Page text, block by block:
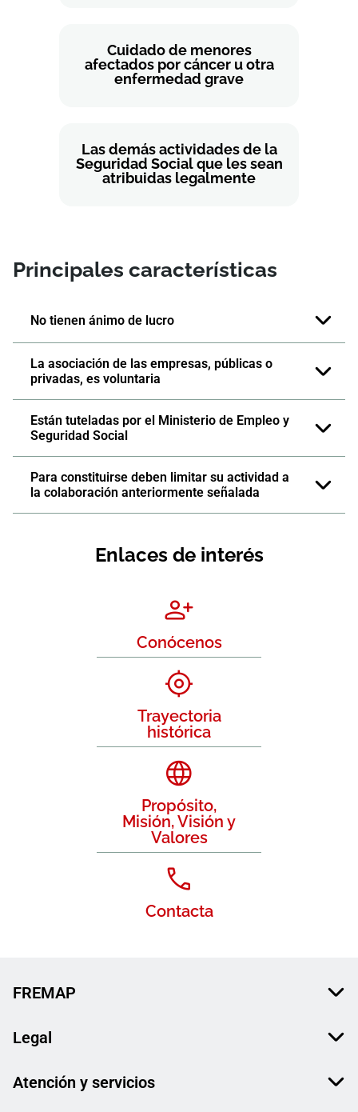
Cuidado de menores
afectados por cáncer u otra
enfermedad grave
Las demás actividades de la
Seguridad Social que les sean
atribuidas legalmente
Principales características
No tienen ánimo de lucro
La asociación de las empresas, públicas o
privadas, es voluntaria
Están tuteladas por el Ministerio de Empleo y
Seguridad Social
Para constituirse deben limitar su actividad a
la colaboración anteriormente señalada
Enlaces de interés
Conócenos
Trayectoria
histórica
Propósito,
Misión, Visión y
Valores
Contacta
FREMAP
Legal
Atención y servicios